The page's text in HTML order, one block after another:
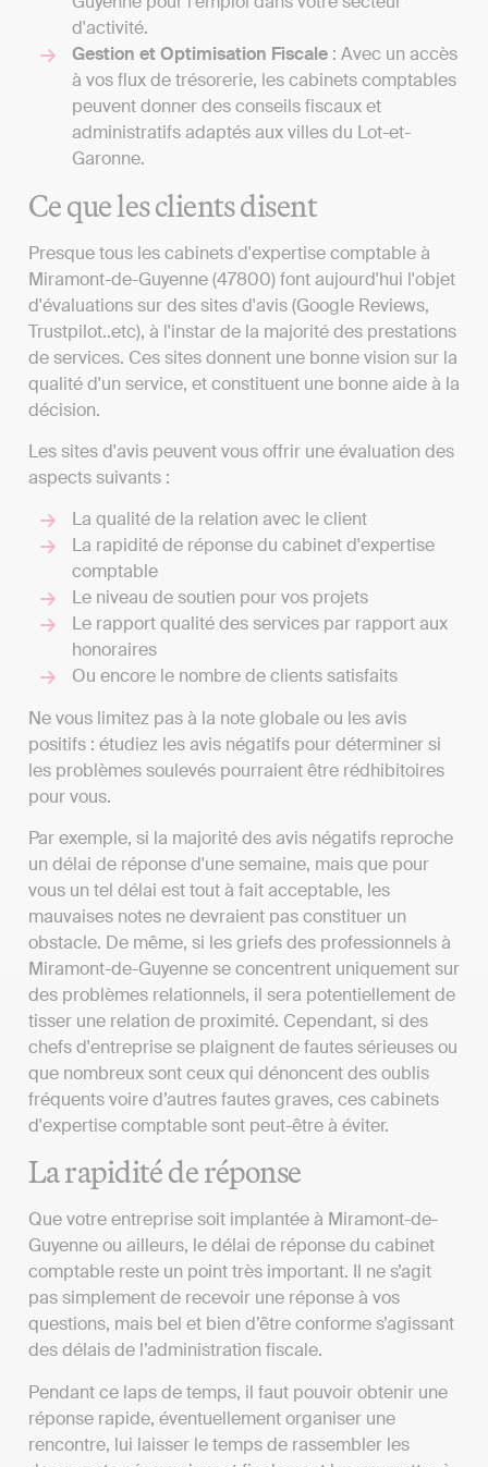
d'activité.
Gestion et Optimisation Fiscale : Avec un accès
à vos flux de trésorerie, les cabinets comptables
peuvent donner des conseils fiscaux et
administratifs adaptés aux villes du Lot-et-
Garonne.
Ce que les clients disent
Presque tous les cabinets d'expertise comptable à
Miramont-de-Guyenne (47800) font aujourd'hui l'objet
d'évaluations sur des sites d'avis (Google Reviews,
Trustpilot..etc), à l'instar de la majorité des prestations
de services. Ces sites donnent une bonne vision sur la
qualité d'un service, et constituent une bonne aide à la
décision.
Les sites d'avis peuvent vous offrir une évaluation des
aspects suivants :
La qualité de la relation avec le client
La rapidité de réponse du cabinet d'expertise
comptable
Le niveau de soutien pour vos projets
Le rapport qualité des services par rapport aux
honoraires
Ou encore le nombre de clients satisfaits
Ne vous limitez pas à la note globale ou les avis
positifs : étudiez les avis négatifs pour déterminer si
les problèmes soulevés pourraient être rédhibitoires
pour vous.
Par exemple, si la majorité des avis négatifs reproche
un délai de réponse d'une semaine, mais que pour
vous un tel délai est tout à fait acceptable, les
mauvaises notes ne devraient pas constituer un
obstacle. De même, si les griefs des professionnels à
Miramont-de-Guyenne se concentrent uniquement sur
des problèmes relationnels, il sera potentiellement de
tisser une relation de proximité. Cependant, si des
chefs d'entreprise se plaignent de fautes sérieuses ou
que nombreux sont ceux qui dénoncent des oublis
fréquents voire d’autres fautes graves, ces cabinets
d'expertise comptable sont peut-être à éviter.
La rapidité de réponse
Que votre entreprise soit implantée à Miramont-de-
Guyenne ou ailleurs, le délai de réponse du cabinet
comptable reste un point très important. Il ne s’agit
pas simplement de recevoir une réponse à vos
questions, mais bel et bien d’être conforme s’agissant
des délais de l’administration fiscale.
Pendant ce laps de temps, il faut pouvoir obtenir une
réponse rapide, éventuellement organiser une
rencontre, lui laisser le temps de rassembler les